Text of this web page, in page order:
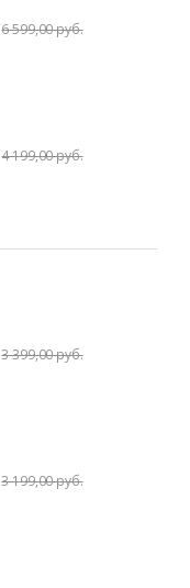
6 599,00 руб.
4 199,00 руб.
3 399,00 руб.
3 199,00 руб.